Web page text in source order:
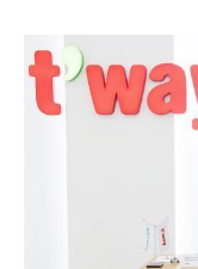
o
o
k
r